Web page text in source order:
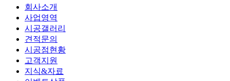
회사소개
사업영역
시공갤러리
견적문의
시공점현황
고객지원
지식&자료